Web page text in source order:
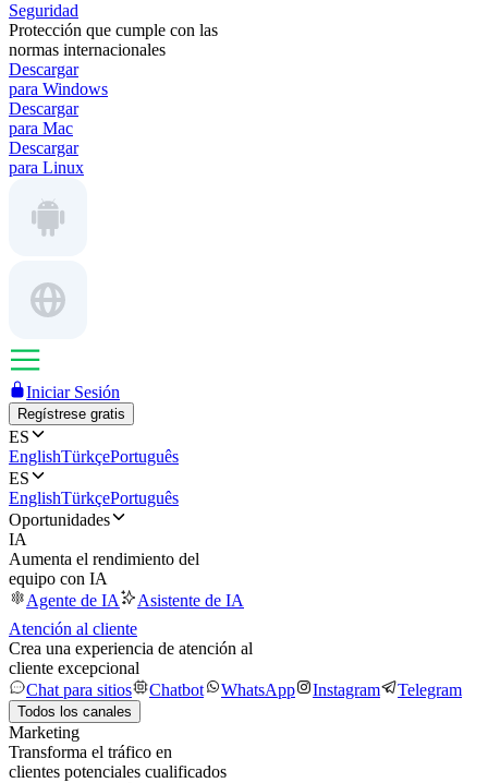
Seguridad
Protección que cumple con las
normas internacionales
Descargar
para Windows
Descargar
para Mac
Descargar
para Linux
Iniciar Sesión
Regístrese gratis
ES
EnglishTürkçePortuguês
ES
EnglishTürkçePortuguês
Oportunidades
IA
Aumenta el rendimiento del
equipo con IA
Agente de IA
Asistente de IA
Atención al cliente
Crea una experiencia de atención al
cliente excepcional
Chat para sitios
Chatbot WhatsApp Instagram Telegram
Todos los canales
Marketing
Transforma el tráfico en
clientes potenciales cualificados